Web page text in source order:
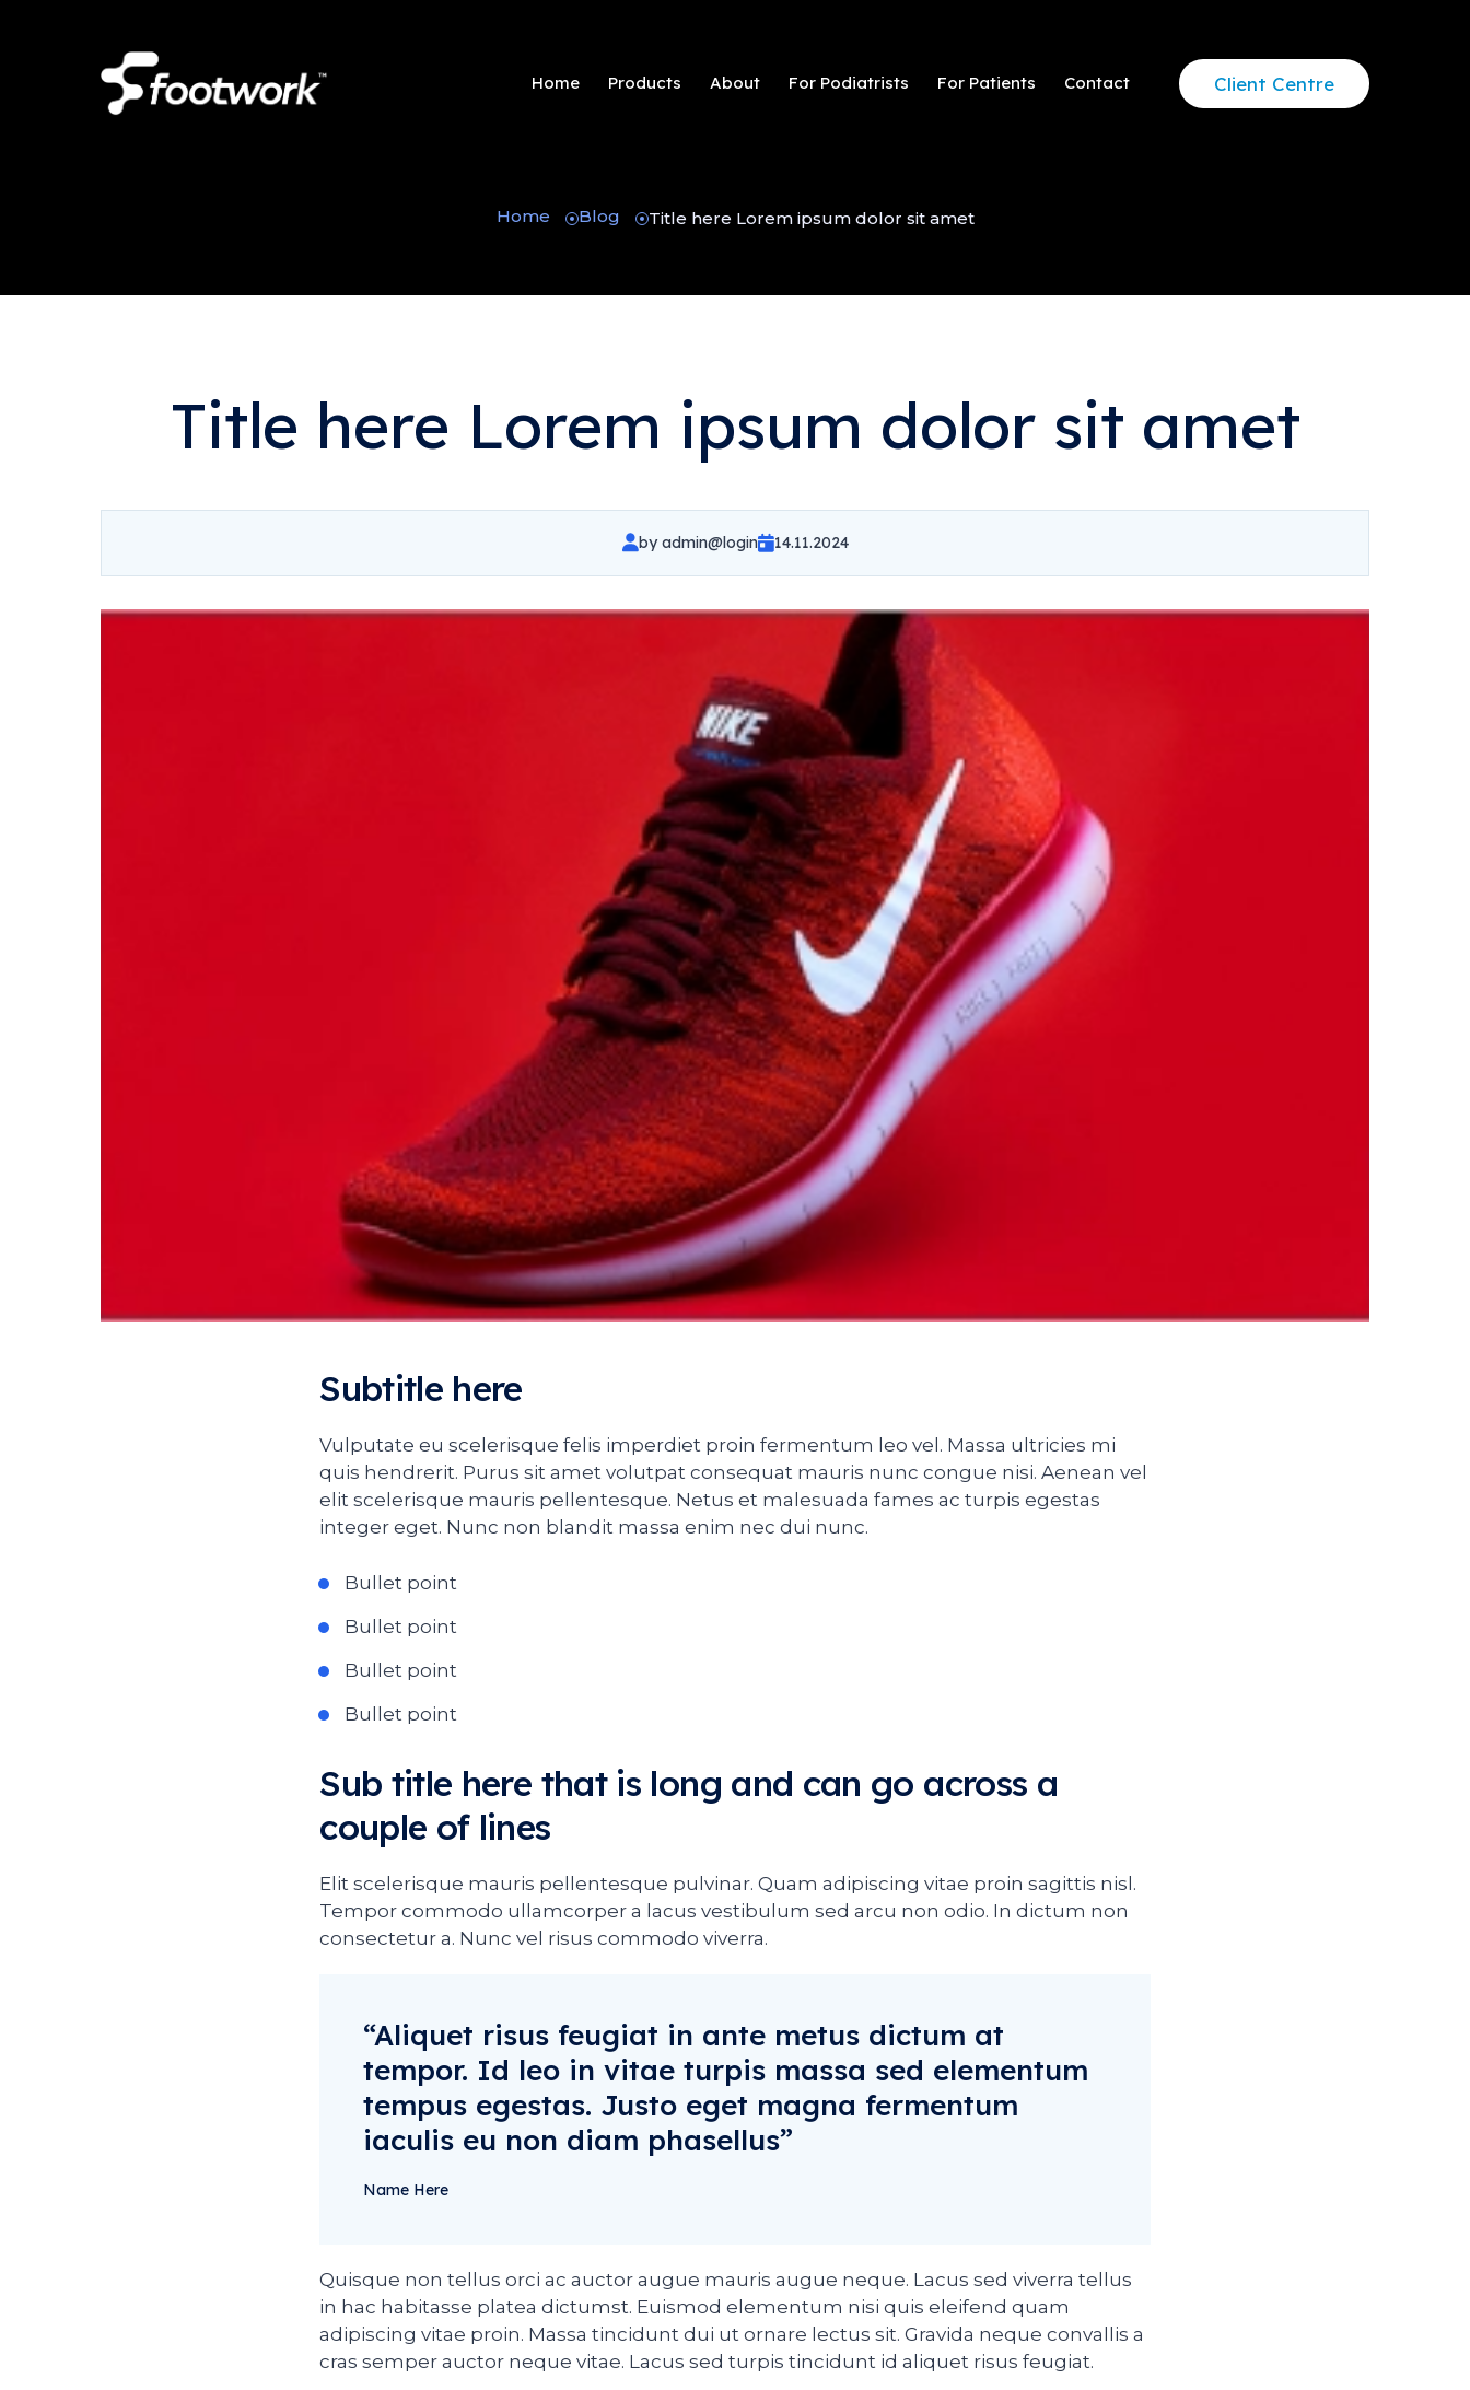
Home Products About For Podiatrists For Patients Contact Client Centre
Home Blog Title here Lorem ipsum dolor sit amet
Title here Lorem ipsum dolor sit amet
by admin@login 14.11.2024
Subtitle here
Vulputate eu scelerisque felis imperdiet proin fermentum leo vel. Massa ultricies mi
quis hendrerit. Purus sit amet volutpat consequat mauris nunc congue nisi. Aenean vel
elit scelerisque mauris pellentesque. Netus et malesuada fames ac turpis egestas
integer eget. Nunc non blandit massa enim nec dui nunc.
Bullet point
Bullet point
Bullet point
Bullet point
Sub title here that is long and can go across a
couple of lines
Elit scelerisque mauris pellentesque pulvinar. Quam adipiscing vitae proin sagittis nisl.
Tempor commodo ullamcorper a lacus vestibulum sed arcu non odio. In dictum non
consectetur a. Nunc vel risus commodo viverra.
“Aliquet risus feugiat in ante metus dictum at
tempor. Id leo in vitae turpis massa sed elementum
tempus egestas. Justo eget magna fermentum
iaculis eu non diam phasellus”
Name Here
Quisque non tellus orci ac auctor augue mauris augue neque. Lacus sed viverra tellus
in hac habitasse platea dictumst. Euismod elementum nisi quis eleifend quam
adipiscing vitae proin. Massa tincidunt dui ut ornare lectus sit. Gravida neque convallis a
cras semper auctor neque vitae. Lacus sed turpis tincidunt id aliquet risus feugiat.